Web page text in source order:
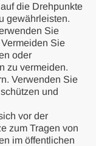
die Drehpunkte
gewährleisten.
Sie
Sie
oder
zu vermeiden.
Verwenden Sie
und
vor der
zum Tragen von
im öffentlichen